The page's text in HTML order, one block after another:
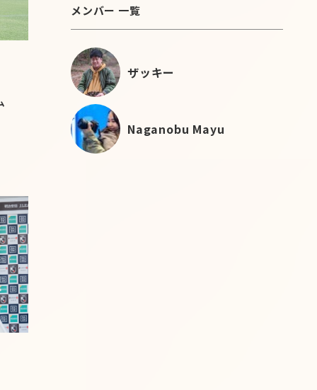
メンバー 一覧
ザッキー
Naganobu Mayu